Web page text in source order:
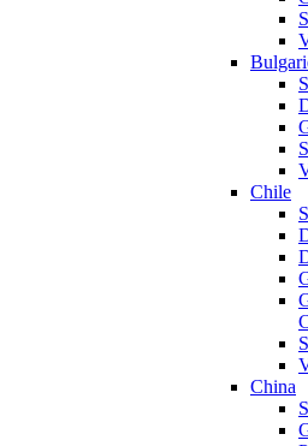
Chile
China